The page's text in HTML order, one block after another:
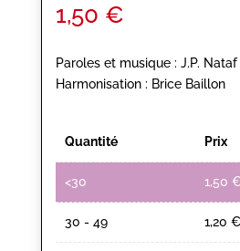
1,50 €
Paroles et musique : J.P.
Harmonisation : Brice Baillon
Quantité Prix
<30 1,50 €
30 - 49 1,20 €